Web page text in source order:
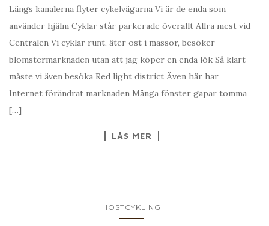
Längs kanalerna flyter cykelvägarna Vi är de enda som
använder hjälm Cyklar står parkerade överallt Allra mest vid
Centralen Vi cyklar runt, äter ost i massor, besöker
blomstermarknaden utan att jag köper en enda lök Så klart
måste vi även besöka Red light district Även här har
Internet förändrat marknaden Många fönster gapar tomma
[…]
LÄS MER
HÖSTCYKLING